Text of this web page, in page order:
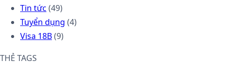
Tin tức (49)
Tuyển dụng (4)
Visa 18B(9)
THẺ TAGS